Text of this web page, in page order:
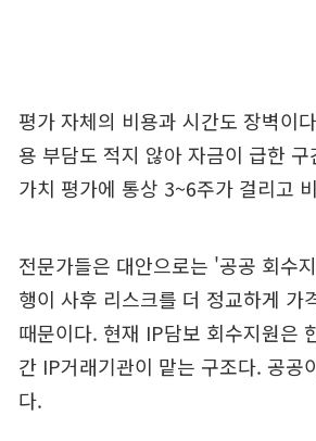
평가 자체의 비용과 시간도 장벽이
용 부담도 적지 않아 자금이 급한
가치 평가에 통상 3~6주가 걸리고
전문가들은 대안으로는 '공공 회수
행이 사후 리스크를 더 정교하게 가
때문이다. 현재 IP담보 회수지원은
간 IP거래기관이 맡는 구조다. 공공
다.